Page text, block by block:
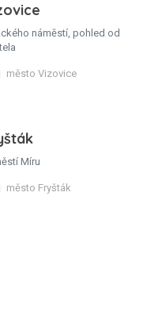
náměstí, pohled od
město Vizovice
Míru
město Fryšták